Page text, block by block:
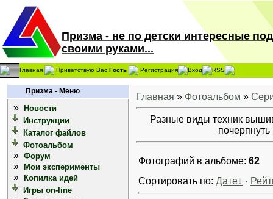
Призма - не по детски интересные
своими руками...
Главная Приветствую Вас Гость Регистрация Вход RSS
Призма - Меню
»
Новости
Инструкции
Каталог файлов
Фотоальбом
» Форум
» Мои эксперименты
»
Копилка идей
Игры on-line
Главная » Фотоальбом »
Разные виды техник
Фотографий в альбоме: 62
Сортировать по: Дате ·